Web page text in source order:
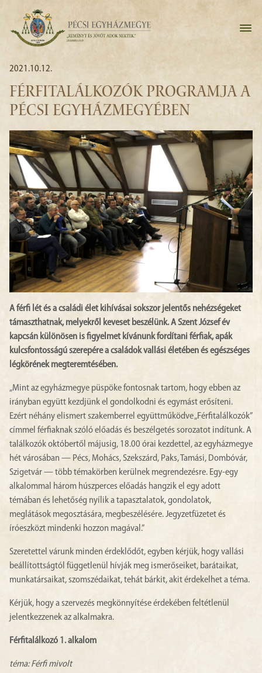
2021.10.12.
FÉRFITALÁLKOZÓK PROGRAMJA A
PÉCSI EGYHÁZMEGYÉBEN
A férfi lét és a családi élet kihívásai sokszor jelentős nehézségeket
támaszthatnak, melyekről keveset beszélünk. A Szent József év
kapcsán különösen is figyelmet kívánunk fordítani férfiak, apák
kulcsfontosságú szerepére a családok vallási életében és egészséges
légkörének megteremtésében.
„Mint az egyházmegye püspöke fontosnak tartom, hogy ebben az
irányban együtt kezdjünk el gondolkodni és egymást erősíteni.
Ezért néhány elismert szakemberrel együttműködve „Férfitalálkozók”
címmel férfiaknak szóló előadás és beszélgetés sorozatot indítunk. A
találkozók októbertől májusig, 18.00 órai kezdettel, az egyházmegye
hét városában — Pécs, Mohács, Szekszárd, Paks, Tamási, Dombóvár,
Szigetvár — több témakörben kerülnek megrendezésre. Egy-egy
alkalommal három húszperces előadás hangzik el egy adott
témában és lehetőség nyílik a tapasztalatok, gondolatok,
meglátások megosztására, megbeszélésére. Jegyzetfüzetet és
íróeszközt mindenki hozzon magával.”
Szeretettel várunk minden érdeklődőt, egyben kérjük, hogy vallási
beállítottságtól függetlenül hívják meg ismerőseiket, barátaikat,
munkatársaikat, szomszédaikat, tehát bárkit, akit érdekelhet a téma.
Kérjük, hogy a szervezés megkönnyítése érdekében feltétlenül
jelentkezzenek az alkalmakra.
Férfitalálkozó 1. alkalom
téma: Férfi mivolt